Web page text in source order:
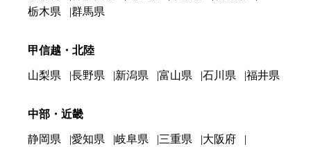
栃木県
群馬県
甲信越・北陸
山梨県 長野県 新潟県 富山県 石川県 福井県
中部・近畿
静岡県 愛知県 岐阜県 三重県
大阪府